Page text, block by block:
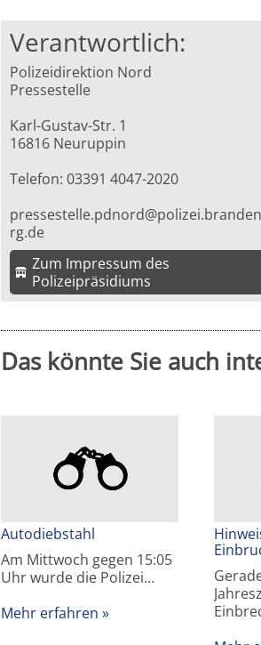
Verantwortlich:
Polizeidirektion Nord
Pressestelle
Karl-Gustav-Str. 1
16816 Neuruppin
Telefon: 03391 4047-2020
rg.de
Zum Impressum des
Polizeipräsidiums
Das könnte Sie auch
Autodiebstahl
Am Mittwoch gegen 15:05
Uhr wurde die Polizei…
Mehr erfahren